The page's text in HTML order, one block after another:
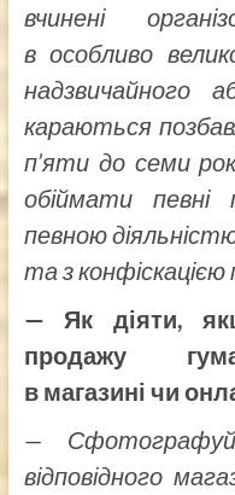
вчинені
в особливо
надзвичайного
караються
п’яти до семи
обіймати певні
певною
та з конфіскацією
— Як діяти,
продажу
в магазині чи
—
відповідного